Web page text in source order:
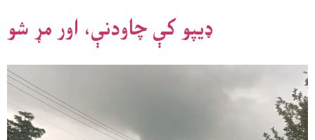
ډیپو کې چاودنې، اور مړ شو